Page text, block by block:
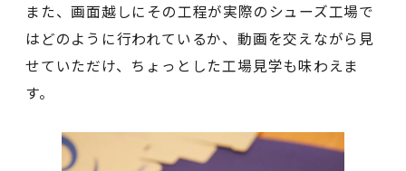
また、画面越しにその工程が実際のシューズ工場で
はどのように行われているか、動画を交えながら見
せていただけ、ちょっとした工場見学も味わえま
す。